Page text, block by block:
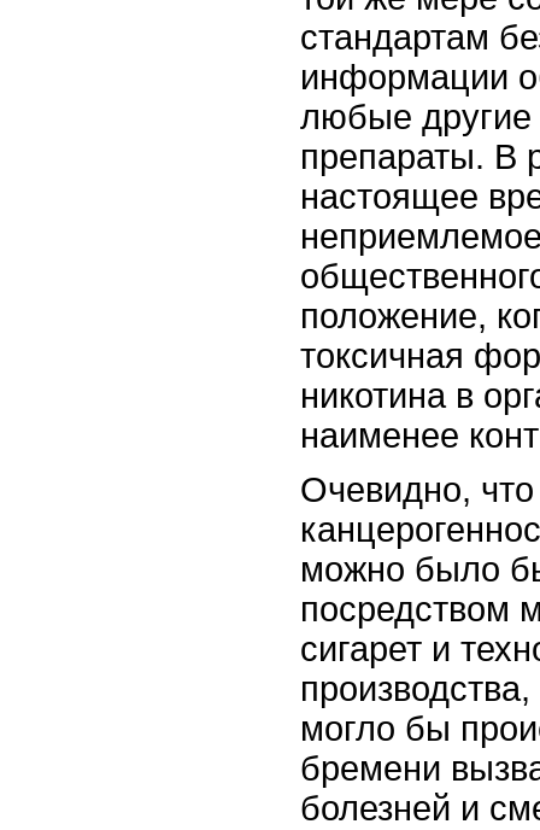
стандартам
информации
любые
препараты. В
настоящее
положение,
токсичная
никотина в
наименее
Очевидно, что
можно было
посредством
сигарет и
могло бы
бремени
болезней и